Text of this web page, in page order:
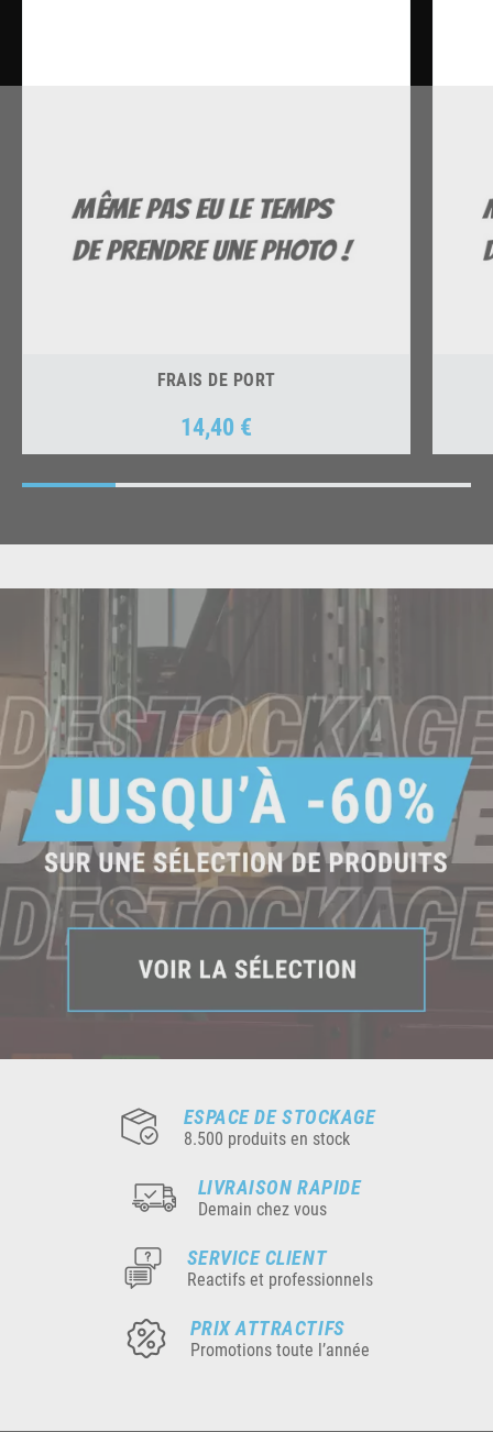
FRAIS DE PORT
Prix
14,40 €
ESPACE DE STOCKAGE
8.500 produits en stock
LIVRAISON RAPIDE
Demain chez vous
SERVICE CLIENT
Reactifs et professionnels
PRIX ATTRACTIFS
Promotions toute l’année